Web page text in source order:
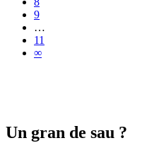
9
…
11
∞
Un gran de sau ?